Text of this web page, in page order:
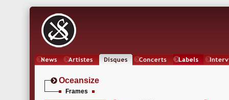
Oceansize
Frames